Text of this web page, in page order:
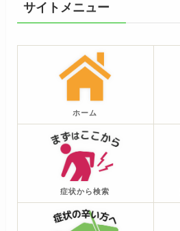
サイトメニュー
ホーム
症状から検索